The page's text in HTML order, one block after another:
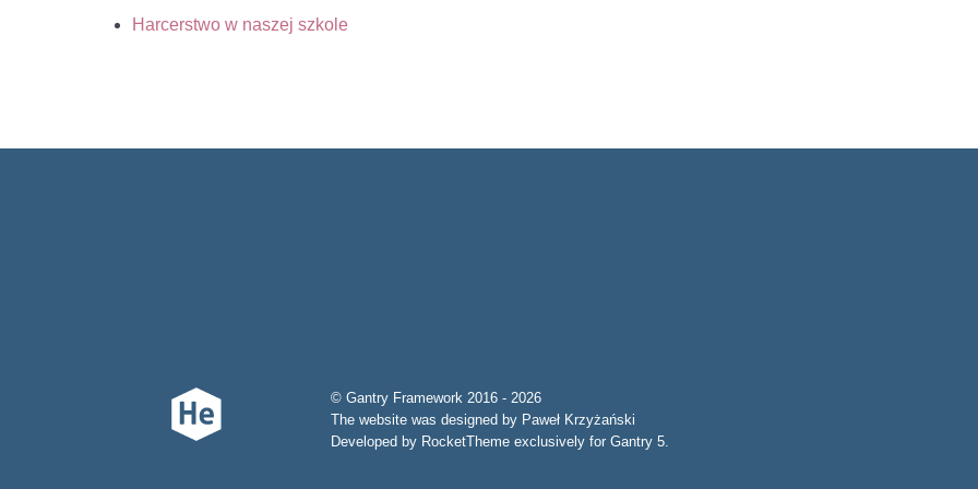
Harcerstwo w naszej szkole
© Gantry Framework 2016 - 2026
The website was designed by Paweł Krzyżański
Developed by RocketTheme exclusively for Gantry 5.